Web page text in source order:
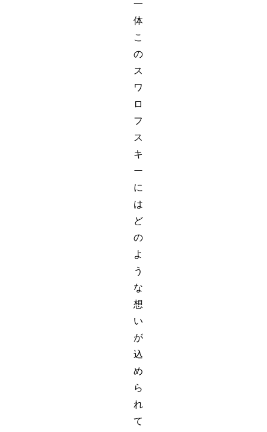
一
体
こ
の
ス
ワ
ロ
フ
ス
キ
ー
に
は
ど
の
よ
う
な
想
い
が
込
め
ら
れ
て